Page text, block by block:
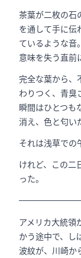
茶葉が二枚の石
を通して手に伝
ているような音
意味を失う直前
完全な葉から、
わりつく、青臭
瞬間はひとつも
消え、色と匂い
それは浅草での
けれど、この二
った。
アメリカ大統領
かう途中で、し
波紋が、川崎か